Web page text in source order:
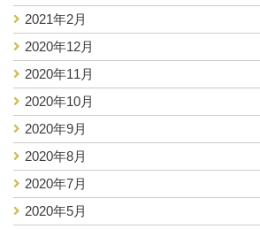
2021年2月
2020年12月
2020年11月
2020年10月
2020年9月
2020年8月
2020年7月
2020年5月